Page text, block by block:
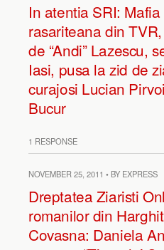
In atentia SRI: Mafia
rasariteana din
de “Andi” Lazescu,
Iasi, pusa la zid de
curajosi Lucian
Bucur
1 RESPONSE
NOVEMBER 25, 2011 • BY EXPRESS
Dreptatea Ziaristi
romanilor din
Covasna: Daniela